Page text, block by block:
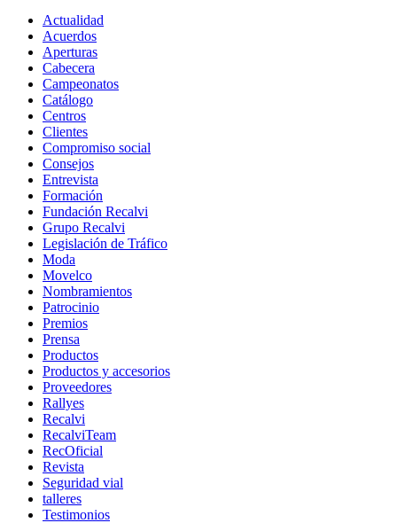
Actualidad
Acuerdos
Aperturas
Cabecera
Campeonatos
Catálogo
Centros
Clientes
Compromiso social
Consejos
Entrevista
Formación
Fundación Recalvi
Grupo Recalvi
Legislación de Tráfico
Moda
Movelco
Nombramientos
Patrocinio
Premios
Prensa
Productos
Productos y accesorios
Proveedores
Rallyes
Recalvi
RecalviTeam
RecOficial
Revista
Seguridad vial
talleres
Testimonios